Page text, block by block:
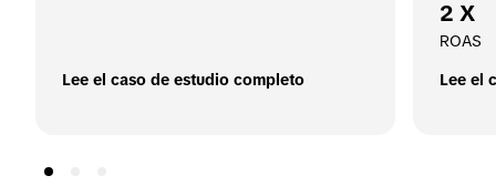
Lee el caso de estudio completo
2 X
ROAS
Lee el